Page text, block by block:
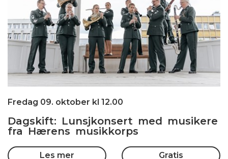
Fredag 09. oktober kl 12.00
Dagskift: Lunsjkonsert med musikere
fra Hærens musikkorps
Les mer Gratis